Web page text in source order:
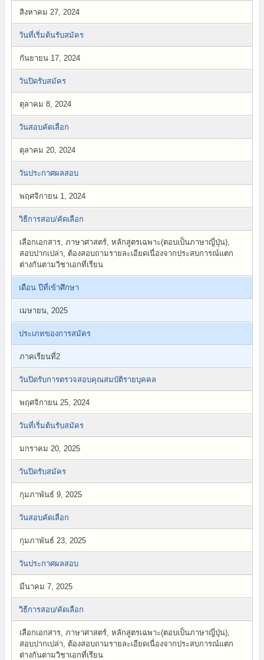
สิงหาคม 27, 2024
วันที่เริ่มต้นรับสมัคร
กันยายน 17, 2024
วันปิดรับสมัคร
ตุลาคม 8, 2024
วันสอบคัดเลือก
ตุลาคม 20, 2024
วันประกาศผลสอบ
พฤศจิกายน 1, 2024
วิธีการสอบ/คัดเลือก
เลือกเอกสาร, ภาษาศาสตร์, หลักสูตรเฉพาะ(ตอบเป็นภาษาญี่ปุ่น),
สอบปากเปล่า, ต้องสอบถามรายละเอียดเนื่องจากประสบการณ์แตก
ต่างกันตามวิชาเอกที่เรียน
เดือน ปีที่เข้าศึกษา
เมษายน, 2025
ประเภทของการสมัคร
ภาคเรียนที่2
วันปิดรับการตรวจสอบคุณสมบัติรายบุคคล
พฤศจิกายน 25, 2024
วันที่เริ่มต้นรับสมัคร
มกราคม 20, 2025
วันปิดรับสมัคร
กุมภาพันธ์ 9, 2025
วันสอบคัดเลือก
กุมภาพันธ์ 23, 2025
วันประกาศผลสอบ
มีนาคม 7, 2025
วิธีการสอบ/คัดเลือก
เลือกเอกสาร, ภาษาศาสตร์, หลักสูตรเฉพาะ(ตอบเป็นภาษาญี่ปุ่น),
สอบปากเปล่า, ต้องสอบถามรายละเอียดเนื่องจากประสบการณ์แตก
ต่างกันตามวิชาเอกที่เรียน